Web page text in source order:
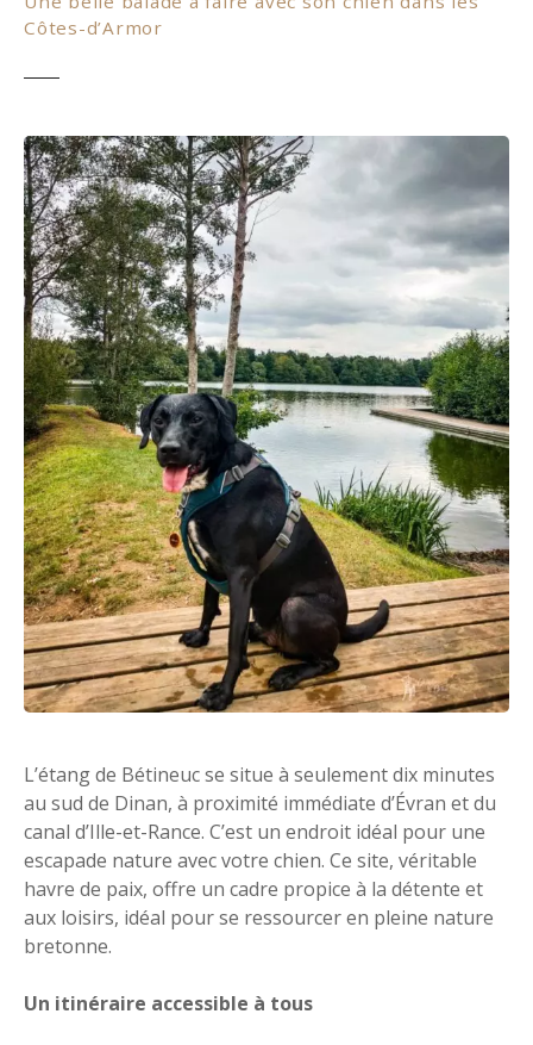
Côtes-d’Armor
L’étang de Bétineuc se situe à seulement dix minutes
au sud de Dinan, à proximité immédiate d’Évran et du
canal d’Ille-et-Rance. C’est un endroit idéal pour une
escapade nature avec votre chien. Ce site, véritable
havre de paix, offre un cadre propice à la détente et
aux loisirs, idéal pour se ressourcer en pleine nature
bretonne.
Un itinéraire accessible à tous